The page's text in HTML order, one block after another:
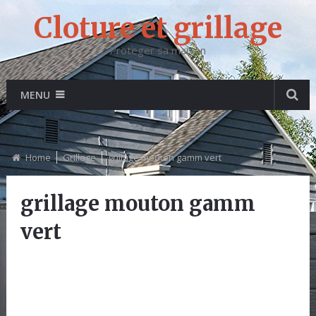
Cloture et grillage
Proteger sa maison
MENU
Home Grillage grillage mouton gamm vert
grillage mouton gamm
vert